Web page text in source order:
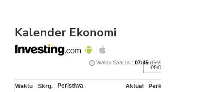
Kalender Ekonomi